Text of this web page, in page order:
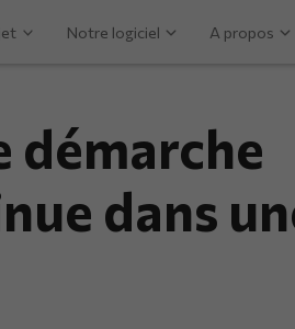
Notre logiciel A propos
démarche
dans